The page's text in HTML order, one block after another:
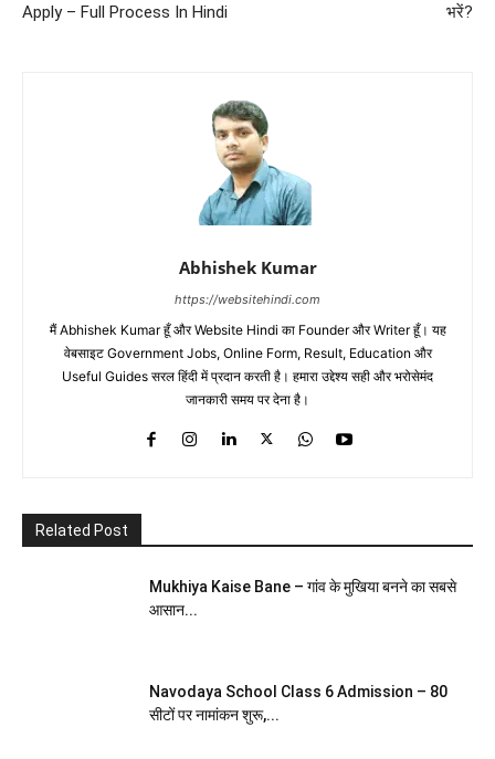
Apply – Full Process In Hindi
भरें?
Abhishek Kumar
https://websitehindi.com
मैं Abhishek Kumar हूँ और Website Hindi का Founder और Writer हूँ। यह
वेबसाइट Government Jobs, Online Form, Result, Education और
Useful Guides सरल हिंदी में प्रदान करती है। हमारा उद्देश्य सही और भरोसेमंद
जानकारी समय पर देना है।
Related Post
Mukhiya Kaise Bane – गांव के मुखिया बनने का सबसे
आसान...
Navodaya School Class 6 Admission – 80
सीटों पर नामांकन शुरू,...